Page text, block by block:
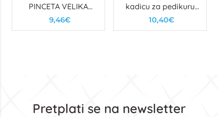
PINCETA VELIKA
KOSI VRH
9,46€
kadicu za pedikuru
100 kom
10,40€
Pretplati se na newsletter